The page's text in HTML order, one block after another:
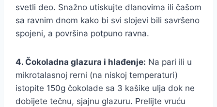
svetli deo. Snažno utiskujte dlanovima ili čašom
sa ravnim dnom kako bi svi slojevi bili savršeno
spojeni, a površina potpuno ravna.
4. Čokoladna glazura i hlađenje: Na pari ili u
mikrotalasnoj rerni (na niskoj temperaturi)
istopite 150g čokolade sa 3 kašike ulja dok ne
dobijete tečnu, sjajnu glazuru. Prelijte vruću